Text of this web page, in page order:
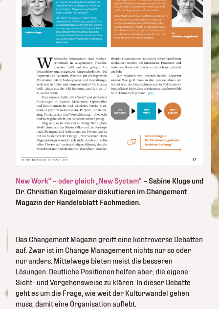
New Work“ – oder gleich „New System“ – Sabine Kluge und
Dr. Christian Kugelmeier diskutieren im Changement
Magazin der Handelsblatt Fachmedien.
Das Changement Magazin greift eine kontroverse Debatten
auf. Zwar ist im Change Management nichts nur so oder
nur anders. Mittelwege bieten meist die besseren
Lösungen. Deutliche Positionen helfen aber, die eigene
Sicht- und Vorgehensweise zu klären. In dieser Debatte
geht es um die Frage, wie weit der Kulturwandel gehen
muss, damit eine Organisation auflebt.